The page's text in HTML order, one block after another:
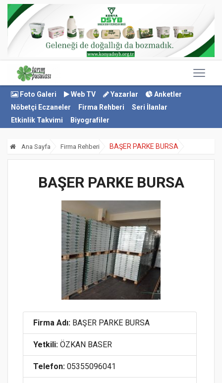
Foto Galeri Web TV Yazarlar
Anketler
Nöbetçi Eczaneler
Firma Rehberi
Seri İlanlar
Etkinlik Takvimi
Biyografiler
Ana Sayfa Firma Rehberi BAŞER PARKE BURSA
BAŞER PARKE BURSA
Firma Adı: BAŞER PARKE BURSA
Yetkili: ÖZKAN BASER
Telefon: 05355096041